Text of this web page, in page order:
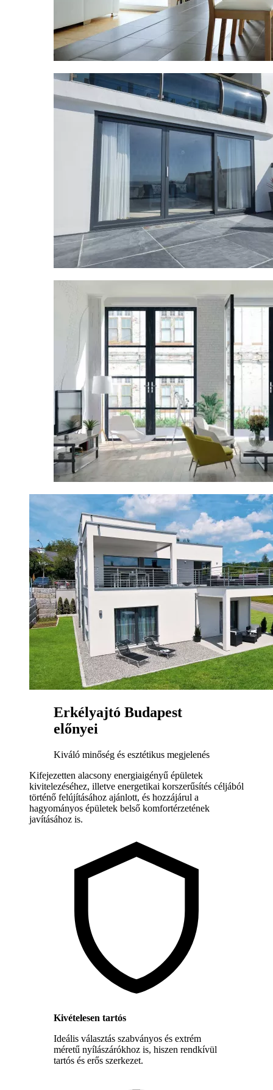
Erkélyajtó Budapest
előnyei
Kiváló minőség és esztétikus megjelenés
Kifejezetten alacsony energiaigényű épületek
kivitelezéséhez, illetve energetikai korszerűsítés céljából
történő felújításához ajánlott, és hozzájárul a
hagyományos épületek belső komfortérzetének
javításához is.
Kivételesen tartós
Ideális választás szabványos és extrém
méretű nyílászárókhoz is, hiszen rendkívül
tartós és erős szerkezet.